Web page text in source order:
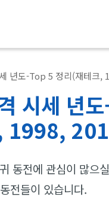
년도-Top 5 정리(재테크,
시세 년
1998,
동전에 관심이 많으
전들이 있습니다.